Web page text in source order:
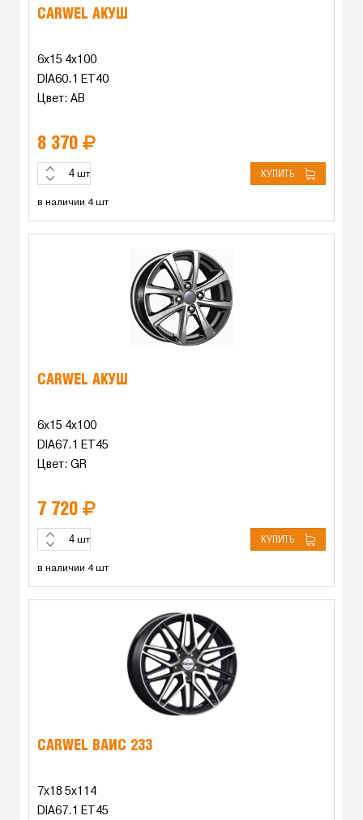
CARWEL АКУШ
6x15 4x100
DIA60.1 ET40
Цвет: AB
8 370
шт КУПИТЬ
в наличии 4 шт
CARWEL АКУШ
6x15 4x100
DIA67.1 ET45
Цвет: GR
7 720
шт КУПИТЬ
в наличии 4 шт
CARWEL ВАЙС 233
7x18 5x114
DIA67.1 ET45